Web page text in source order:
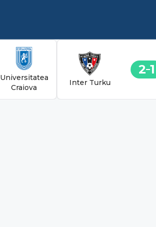
Universitatea
Craiova
Inter Turku
2 1